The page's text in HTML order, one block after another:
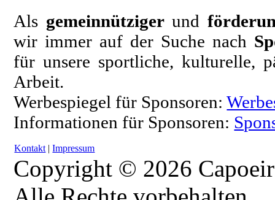
Als gemeinnützigerund
wir immer auf der Suche nach
für unsere sportliche, kulturelle,
Arbeit.
Werbespiegel für Sponsoren:
Informationen für Sponsoren:
Kontakt |Impressum
Copyright © 2026